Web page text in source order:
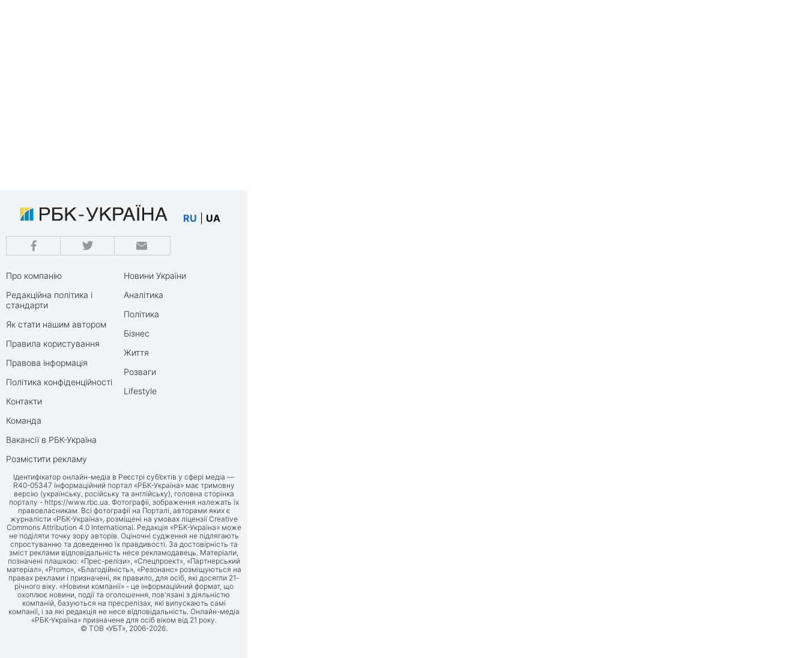
RU UA
Про компанію
Редакційна політика і
стандарти
Як стати нашим автором
Правила користування
Правова інформація
Політика конфіденційності
Контакти
Команда
Вакансії в РБК-Україна
Розмістити рекламу
Новини України
Аналітика
Політика
Бізнес
Життя
Розваги
Lifestyle
Ідентифікатор онлайн-медіа в Реєстрі суб’єктів у сфері медіа —
R40-05347 Інформаційний портал «РБК-Україна» має тримовну
версію (українську, російську та англійську), головна сторінка
порталу - https://www.rbc.ua. Фотографії, зображення належать їх
правовласникам. Всі фотографії на Порталі, авторами яких є
журналісти «РБК-Україна», розміщені на умовах ліцензії Creative
Commons Attribution 4.0 International. Редакція «РБК-Україна» може
не поділяти точку зору авторів. Оціночні судження не підлягають
спростуванню та доведенню їх правдивості. За достовірність та
зміст реклами відповідальність несе рекламодавець. Матеріали,
позначені плашкою: «Прес-релізи», «Спецпроект», «Партнерський
матеріал», «Promo», «Благодійність», «Резонанс» розміщуються на
правах реклами і призначені, як правило, для осіб, які досягли 21-
річного віку. «Новини компанії» - це інформаційний формат, що
охоплює новини, події та оголошення, пов'язані з діяльністю
компаній, базуються на пресрелізах, які випускають самі
компанії, і за які редакція не несе відповідальність. Онлайн-медіа
«РБК-Україна» призначене для осіб віком від 21 року.
© ТОВ «УБТ», 2006-2026.